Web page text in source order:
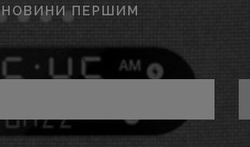
НОВИНИ ПЕРШИМ